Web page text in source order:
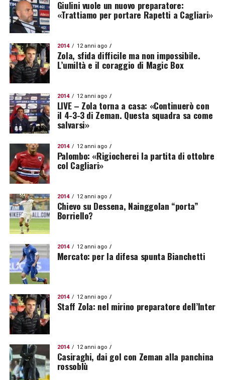
Giulini vuole un nuovo preparatore:
«Trattiamo per portare Rapetti a Cagliari»
2014 12 anni ago
Zola, sfida difficile ma non impossibile.
L’umiltà e il coraggio di Magic Box
2014 12 anni ago
LIVE – Zola torna a casa: «Continuerò con
il 4-3-3 di Zeman. Questa squadra sa come
salvarsi»
2014 12 anni ago
Palombo: «Rigiocherei la partita di ottobre
col Cagliari»
2014 12 anni ago
Chievo su Dessena, Nainggolan “porta”
Borriello?
2014 12 anni ago
Mercato: per la difesa spunta Bianchetti
2014 12 anni ago
Staff Zola: nel mirino preparatore dell’Inter
2014 12 anni ago
Casiraghi, dai gol con Zeman alla panchina
rossoblù